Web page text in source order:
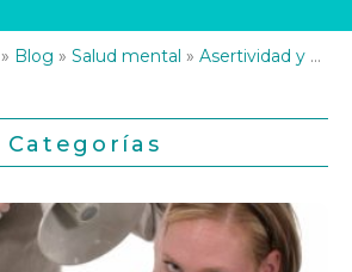
» Blog » Salud mental » Asertividad y HHSS
Categorías